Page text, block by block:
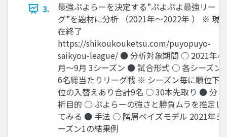
3.
最強ぷよらーを決定する”ぷよぷよ最強リー
グ”を題材に分析 （2021年～2022年 ） ※ 現
在終了
https://shikoukouketsu.com/puyopuyo-
saikyou-league/ ● 分析対象期間 ○ 2021年4
月～9月 3シーズン ● 試合形式 ○ 各シーズン
6名総当たりリーグ戦 ※ シーズン毎に順位下
位の入替えあり合計9名 ○ 30本先取り ● 分
析目的 ○ ぷよらーの強さと勝負ムラを推定し
てみる ● 手法 ○ 階層ベイズモデル 2021年シ
ーズン1の結果例